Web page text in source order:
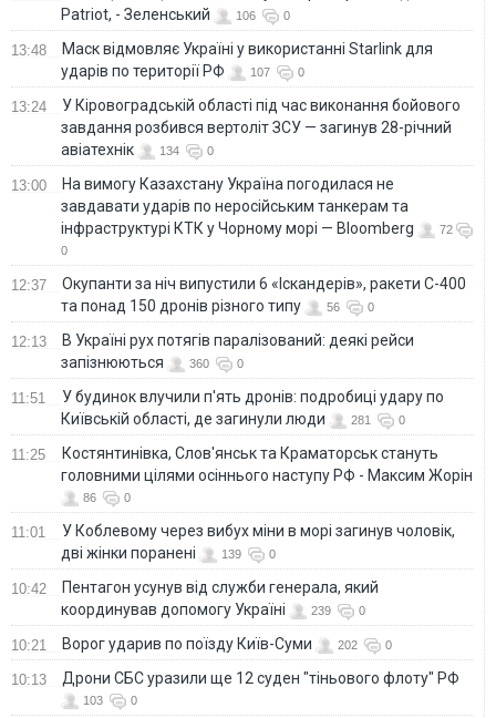
Patriot, - Зеленський
106 0
13:48
Маск відмовляє Україні у використанні Starlink для
ударів по території РФ
107 0
13:24
У Кіровоградській області під час виконання бойового
завдання розбився вертоліт ЗСУ — загинув 28-річний
авіатехнік
134 0
13:00
На вимогу Казахстану Україна погодилася не
завдавати ударів по неросійським танкерам та
інфраструктурі КТК у Чорному морі — Bloomberg
72
0
12:37
Окупанти за ніч випустили 6 «Іскандерів», ракети С-400
та понад 150 дронів різного типу
56 0
12:13
В Україні рух потягів паралізований: деякі рейси
запізнюються
360 0
11:51
У будинок влучили п'ять дронів: подробиці удару по
Київській області, де загинули люди
281 0
11:25
Костянтинівка, Слов'янськ та Краматорськ стануть
головними цілями осіннього наступу РФ - Максим Жорін
86 0
11:01
У Коблевому через вибух міни в морі загинув чоловік,
дві жінки поранені
139 0
10:42
Пентагон усунув від служби генерала, який
координував допомогу Україні
239 0
10:21 Ворог ударив по поїзду Київ-Суми 202 0
10:13 Дрони СБС уразили ще 12 суден "тіньового флоту" РФ
103 0